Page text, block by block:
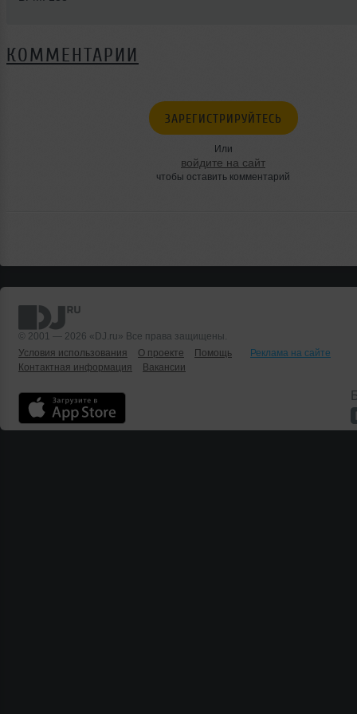
КОММЕНТАРИИ
ЗАРЕГИСТРИРУЙТЕСЬ
Или
войдите на сайт
чтобы оставить комментарий
© 2001 — 2026 «DJ.ru» Все права защищены.
Условия использования
О проекте Помощь
Реклама на сайте
Контактная информация
Вакансии